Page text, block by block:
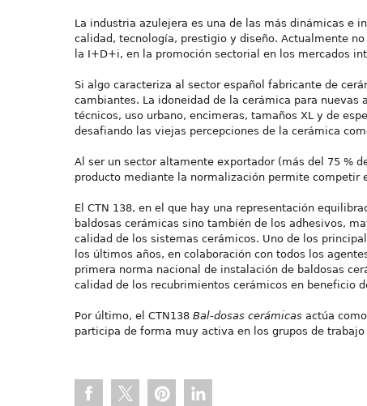
La industria azulejera es una de las más dinámicas e
calidad, tecnología, prestigio y diseño. Actualmente
la I+D+i, en la promoción sectorial en los mercados
Si algo caracteriza al sector español fabricante de
cambiantes. La idoneidad de la cerámica para
técnicos, uso urbano, encimeras, tamaños XL y de
desafiando las viejas percepciones de la cerámica
Al ser un sector altamente exportador (más del 75 %
producto mediante la normalización permite competir
El CTN 138, en el que hay una representación
baldosas cerámicas sino también de los adhesivos,
calidad de los sistemas cerámicos. Uno de los
los últimos años, en colaboración con todos los
primera norma nacional de instalación de baldosas
calidad de los recubrimientos cerámicos en beneficio
Por último, el CTN138 Bal-dosas cerámicas actúa
participa de forma muy activa en los grupos de